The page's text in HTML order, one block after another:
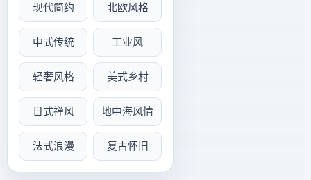
现代简约 北欧风格
中式传统 工业风
轻奢风格 美式乡村
日式禅风 地中海风情
法式浪漫 复古怀旧